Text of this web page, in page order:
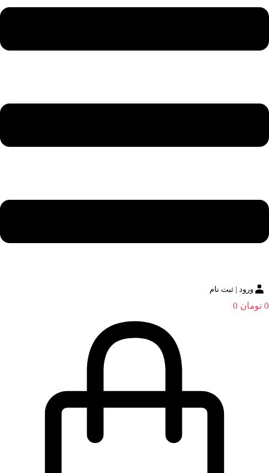
ورود | ثبت نام
0 تومان 0